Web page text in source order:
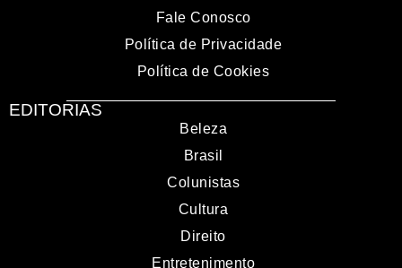
Fale Conosco
Política de Privacidade
Política de Cookies
EDITORIAS
Beleza
Brasil
Colunistas
Cultura
Direito
Entretenimento